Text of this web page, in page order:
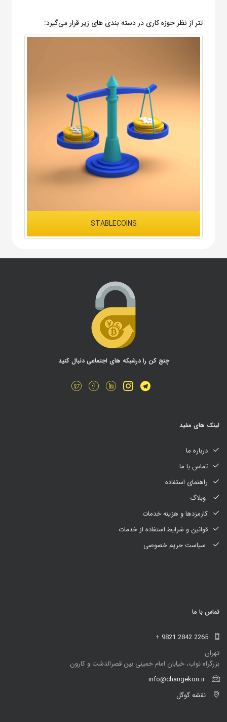
تتر از نظر حوزه کاری در دسته بندی های زیر قرار می‌گیرد:
STABLECOINS
چنج کن را درشبکه های اجتماعی دنبال کنید
لینک های مفید
درباره ما
تماس با ما
راهنمای استفاده
کارمزدها و هزینه خدمات
قوانین و شرایط استفاده از خدمات
تماس با ما
+ 9821 2842 2265
تهران
بزرگراه نواب، خیابان امام خمینی بین قصرالدشت و کارون
info@changekon.ir